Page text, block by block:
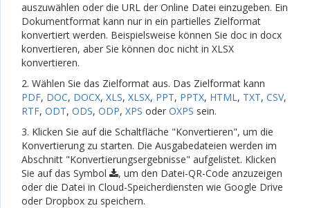
auszuwählen oder die URL der Online Datei einzugeben. Ein
Dokumentformat kann nur in ein partielles Zielformat
konvertiert werden. Beispielsweise können Sie doc in docx
konvertieren, aber Sie können doc nicht in XLSX
konvertieren.
2. Wählen Sie das Zielformat aus. Das Zielformat kann
PDF, DOC, DOCX, XLS, XLSX, PPT, PPTX, HTML, TXT, CSV,
RTF, ODT, ODS, ODP, XPS oder OXPS sein.
3. Klicken Sie auf die Schaltfläche "Konvertieren", um die
Konvertierung zu starten. Die Ausgabedateien werden im
Abschnitt "Konvertierungsergebnisse" aufgelistet. Klicken
Sie auf das Symbol
, um den Datei-QR-Code anzuzeigen
oder die Datei in Cloud-Speicherdiensten wie Google Drive
oder Dropbox zu speichern.